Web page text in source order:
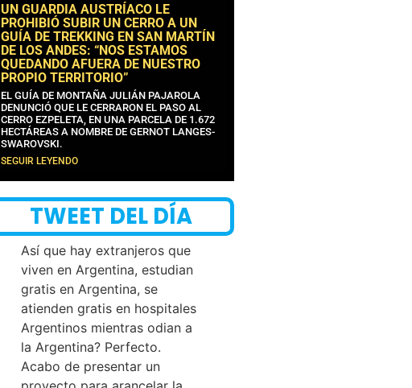
UN GUARDIA AUSTRÍACO LE
PROHIBIÓ SUBIR UN CERRO A UN
GUÍA DE TREKKING EN SAN MARTÍN
DE LOS ANDES: “NOS ESTAMOS
QUEDANDO AFUERA DE NUESTRO
PROPIO TERRITORIO”
EL GUÍA DE MONTAÑA JULIÁN PAJAROLA
DENUNCIÓ QUE LE CERRARON EL PASO AL
CERRO EZPELETA, EN UNA PARCELA DE 1.672
HECTÁREAS A NOMBRE DE GERNOT LANGES-
SWAROVSKI.
SEGUIR LEYENDO
TWEET DEL DÍA
Así que hay extranjeros que
viven en Argentina, estudian
gratis en Argentina, se
atienden gratis en hospitales
Argentinos mientras odian a
la Argentina? Perfecto.
Acabo de presentar un